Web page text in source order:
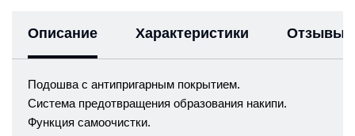
Описание Характеристики Отзывы
Подошва с антипригарным покрытием.
Система предотвращения образования накипи.
Функция самоочистки.